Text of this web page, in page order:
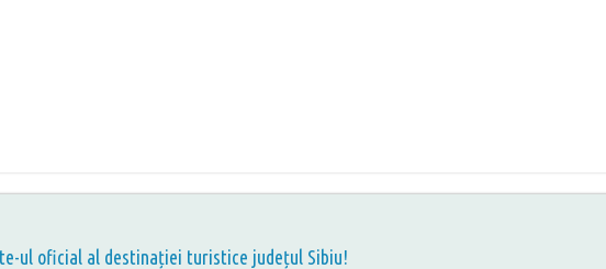
ul oficial al destinației turistice județul Sibiu!